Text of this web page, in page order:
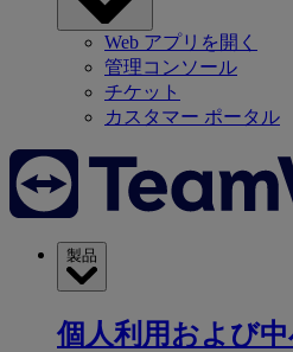
Web アプリを開く
管理コンソール
チケット
カスタマー ポータル
製品
個人利用および